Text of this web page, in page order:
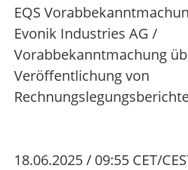
EQS
Evonik Industries AG /
Vorabbekanntmachung
Veröffentlichung von
18.06.2025 / 09:55 CET/